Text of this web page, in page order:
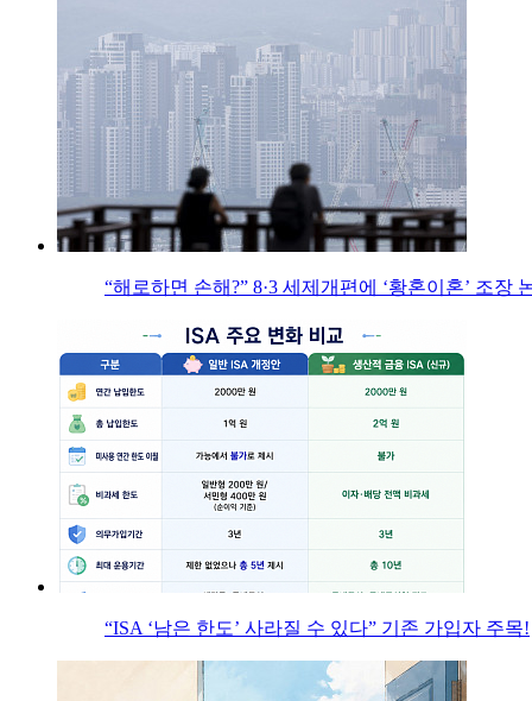
“해로하면 손해?” 8·3 세제개편에 ‘황혼이혼’ 조장
“ISA ‘남은 한도’ 사라질 수 있다” 기존 가입자 주목!